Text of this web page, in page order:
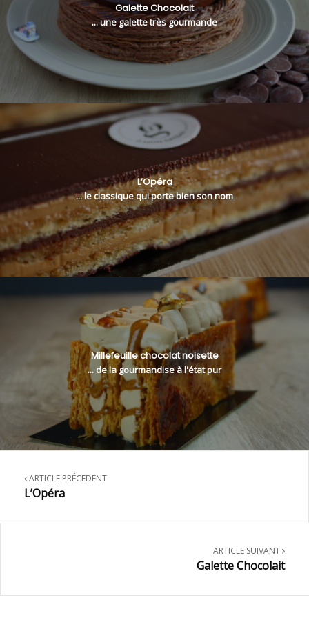
Galette Chocolait
... une galette très gourmande
L’Opéra
... le classique qui porte bien son nom
Millefeuille chocolat noisette
... de la gourmandise à l'état pur
ARTICLE PRÉCEDENT
L’Opéra
ARTICLE SUIVANT
Galette Chocolait